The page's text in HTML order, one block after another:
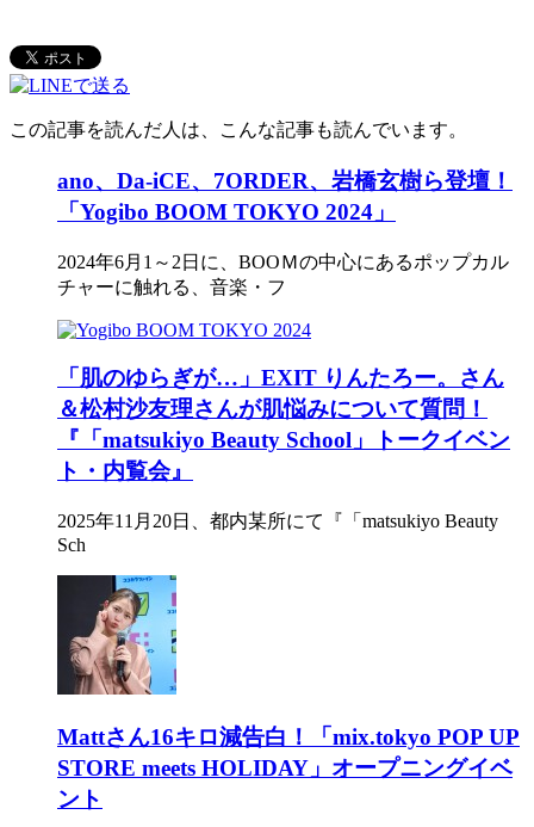
この記事を読んだ人は、こんな記事も読んでいます。
ano、Da-iCE、7ORDER、岩橋玄樹ら登壇！
「Yogibo BOOM TOKYO 2024」
2024年6月1～2日に、BOOＭの中心にあるポップカル
チャーに触れる、音楽・フ
「肌のゆらぎが…」EXIT りんたろー。さん
＆松村沙友理さんが肌悩みについて質問！
『「matsukiyo Beauty School」トークイベン
ト・内覧会』
2025年11月20日、都内某所にて『「matsukiyo Beauty
Sch
Mattさん16キロ減告白！「mix.tokyo POP UP
STORE meets HOLIDAY」オープニングイベ
ント